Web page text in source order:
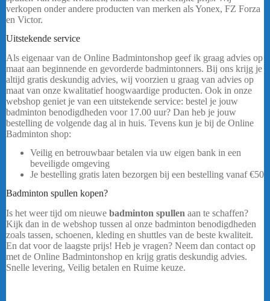
verkopen onder andere producten van merken als Yonex, FZ Forza
en Victor.
Uitstekende service
Als eigenaar van de Online Badmintonshop geef ik graag advies op
maat aan beginnende en gevorderde badmintonners. Bij ons krijg je
altijd gratis deskundig advies, wij voorzien u graag van advies op
maat van onze kwalitatief hoogwaardige producten. Ook in onze
webshop geniet je van een uitstekende service: bestel je jouw
badminton benodigdheden voor 17.00 uur? Dan heb je jouw
bestelling de volgende dag al in huis. Tevens kun je bij de Online
Badminton shop:
Veilig en betrouwbaar betalen via uw eigen bank in een
beveiligde omgeving
Je bestelling gratis laten bezorgen bij een bestelling vanaf€50
Badminton spullen kopen?
Is het weer tijd om nieuwe badminton spullen aan te schaffen?
Kijk dan in de webshop tussen al onze badminton benodigdheden
zoals tassen, schoenen, kleding en shuttles van de beste kwaliteit.
En dat voor de laagste prijs! Heb je vragen? Neem dan contact op
met de Online Badmintonshop en krijg gratis deskundig advies.
Snelle levering, Veilig betalen en Ruime keuze.